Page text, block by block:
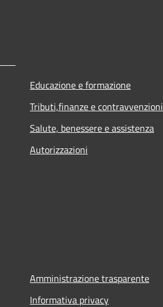
Educazione e formazione
Tributi,finanze e contravvenzioni
Salute, benessere e assistenza
Autorizzazioni
Amministrazione trasparente
Informativa privacy